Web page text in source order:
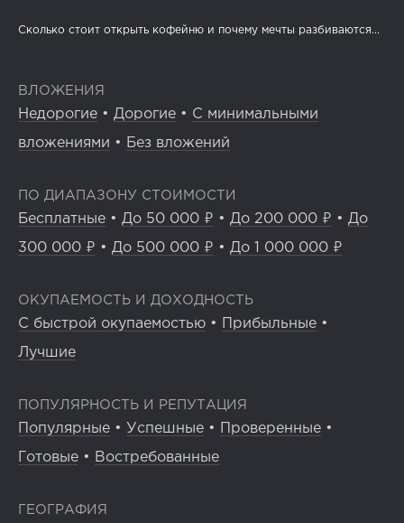
Сколько стоит открыть кофейню и почему мечты разбиваются...
ВЛОЖЕНИЯ
Недорогие • Дорогие • С минимальными
вложениями • Без вложений
ПО ДИАПАЗОНУ СТОИМОСТИ
Бесплатные • До 50 000 ₽ • До 200 000 ₽ • До
300 000 ₽ • До 500 000 ₽ • До 1 000 000 ₽
ОКУПАЕМОСТЬ И ДОХОДНОСТЬ
С быстрой окупаемостью • Прибыльные •
Лучшие
ПОПУЛЯРНОСТЬ И РЕПУТАЦИЯ
Популярные • Успешные • Проверенные •
Готовые • Востребованные
ГЕОГРАФИЯ